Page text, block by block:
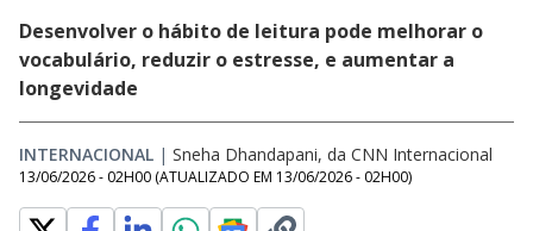
Desenvolver o hábito de leitura pode melhorar o
vocabulário, reduzir o estresse, e aumentar a
longevidade
INTERNACIONAL | Sneha Dhandapani, da CNN Internacional
13/06/2026 - 02H00 (ATUALIZADO EM 13/06/2026 - 02H00)